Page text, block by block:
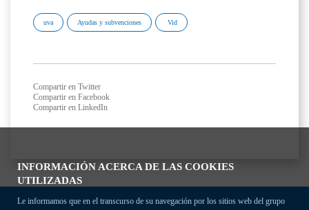
INFORMACIÓN ACERCA DE LAS COOKIES
UTILIZADAS
Le informamos que en el transcurso de su navegación por los sitios web del grupo
uva Ayudas y subvenciones Vid
Compartir en Twitter
Compartir en Facebook
Compartir en LinkedIn